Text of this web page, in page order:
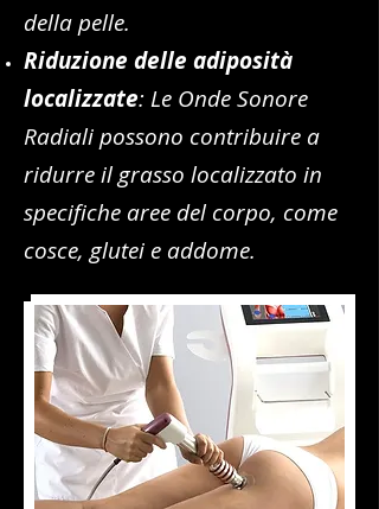
della pelle.
Riduzione delle adiposità
localizzate: Le Onde Sonore
Radiali possono contribuire a
ridurre il grasso localizzato in
specifiche aree del corpo, come
cosce, glutei e addome.